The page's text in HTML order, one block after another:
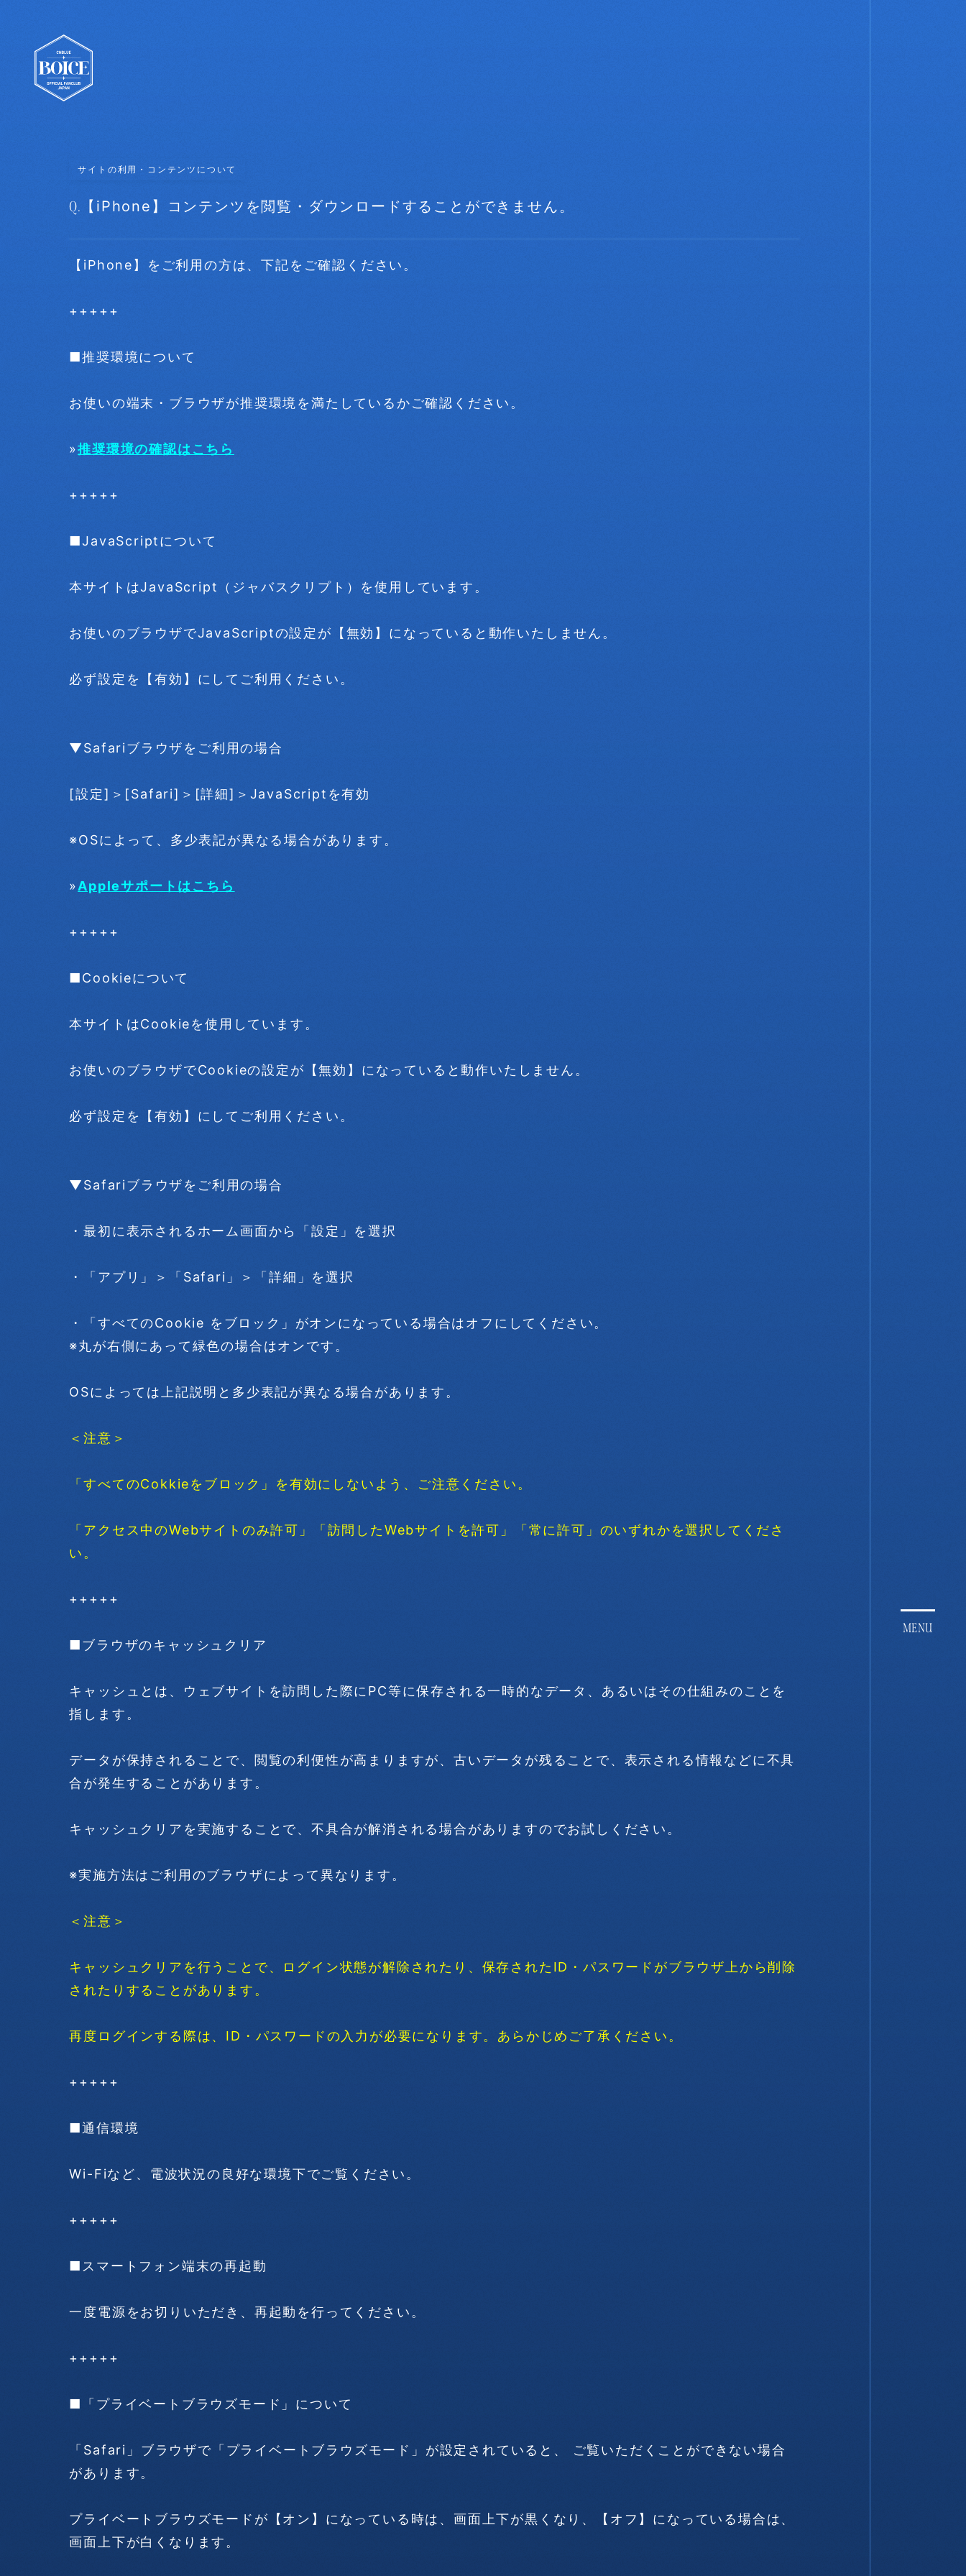
サイトの利用・コンテンツについて
Q. 【iPhone】コンテンツを閲覧・ダウンロードすることができません。
【iPhone】をご利用の方は、下記をご確認ください。
+++++
■推奨環境について
お使いの端末・ブラウザが推奨環境を満たしているかご確認ください。
»推奨環境の確認はこちら
+++++
■JavaScriptについて
本サイトはJavaScript（ジャバスクリプト）を使用しています。
お使いのブラウザでJavaScriptの設定が【無効】になっていると動作いたしません。
必ず設定を【有効】にしてご利用ください。
▼Safariブラウザをご利用の場合
[設定]＞[Safari]＞[詳細]＞JavaScriptを有効
※OSによって、多少表記が異なる場合があります。
»Appleサポートはこちら
+++++
■Cookieについて
本サイトはCookieを使用しています。
お使いのブラウザでCookieの設定が【無効】になっていると動作いたしません。
必ず設定を【有効】にしてご利用ください。
▼Safariブラウザをご利用の場合
・最初に表示されるホーム画面から「設定」を選択
・「アプリ」＞「Safari」＞「詳細」を選択
・「すべてのCookie をブロック」がオンになっている場合はオフにしてください。
※丸が右側にあって緑色の場合はオンです。
OSによっては上記説明と多少表記が異なる場合があります。
＜注意＞
「すべてのCokkieをブロック」を有効にしないよう、ご注意ください。
「アクセス中のWebサイトのみ許可」「訪問したWebサイトを許可」「常に許可」のいずれかを選択してくださ
い。
+++++
■ブラウザのキャッシュクリア
キャッシュとは、ウェブサイトを訪問した際にPC等に保存される一時的なデータ、あるいはその仕組みのことを
指します。
データが保持されることで、閲覧の利便性が高まりますが、古いデータが残ることで、表示される情報などに不具
合が発生することがあります。
キャッシュクリアを実施することで、不具合が解消される場合がありますのでお試しください。
※実施方法はご利用のブラウザによって異なります。
＜注意＞
キャッシュクリアを行うことで、ログイン状態が解除されたり、保存されたID・パスワードがブラウザ上から削除
されたりすることがあります。
再度ログインする際は、ID・パスワードの入力が必要になります。あらかじめご了承ください。
+++++
■通信環境
Wi-Fiなど、電波状況の良好な環境下でご覧ください。
+++++
■スマートフォン端末の再起動
一度電源をお切りいただき、再起動を行ってください。
+++++
■「プライベートブラウズモード」について
「Safari」ブラウザで「プライベートブラウズモード」が設定されていると、 ご覧いただくことができない場合
があります。
プライベートブラウズモードが【オン】になっている時は、画面上下が黒くなり、【オフ】になっている場合は、
画面上下が白くなります。